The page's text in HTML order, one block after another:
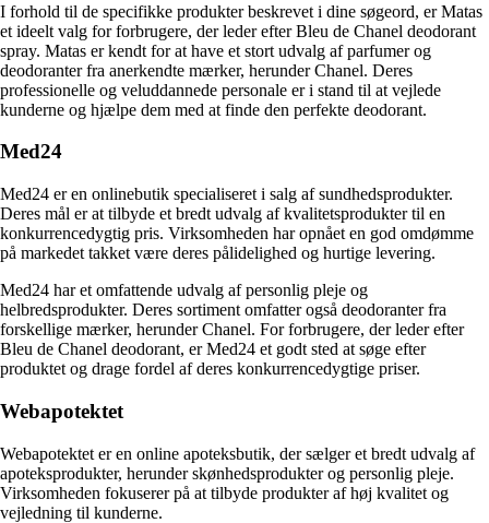
I forhold til de specifikke produkter beskrevet i dine søgeord, er Matas
et ideelt valg for forbrugere, der leder efter Bleu de Chanel deodorant
spray. Matas er kendt for at have et stort udvalg af parfumer og
deodoranter fra anerkendte mærker, herunder Chanel. Deres
professionelle og veluddannede personale er i stand til at vejlede
kunderne og hjælpe dem med at finde den perfekte deodorant.
Med24
Med24 er en onlinebutik specialiseret i salg af sundhedsprodukter.
Deres mål er at tilbyde et bredt udvalg af kvalitetsprodukter til en
konkurrencedygtig pris. Virksomheden har opnået en god omdømme
på markedet takket være deres pålidelighed og hurtige levering.
Med24 har et omfattende udvalg af personlig pleje og
helbredsprodukter. Deres sortiment omfatter også deodoranter fra
forskellige mærker, herunder Chanel. For forbrugere, der leder efter
Bleu de Chanel deodorant, er Med24 et godt sted at søge efter
produktet og drage fordel af deres konkurrencedygtige priser.
Webapotektet
Webapotektet er en online apoteksbutik, der sælger et bredt udvalg af
apoteksprodukter, herunder skønhedsprodukter og personlig pleje.
Virksomheden fokuserer på at tilbyde produkter af høj kvalitet og
vejledning til kunderne.